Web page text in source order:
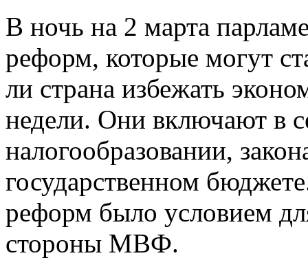
В ночь на 2 марта
реформ, которые могут
ли страна избежать
недели. Они включают в
налогообразовании,
государственном
реформ было условием
стороны МВФ.